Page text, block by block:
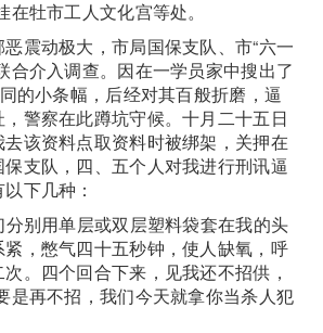
在牡市工人文化宫等处。
震动极大，市局国保支队、市“六一
合介入调查。因在一学员家中搜出了
的小条幅，后经对其百般折磨，逼
警察在此蹲坑守候。十月二十五日
该资料点取资料时被绑架，关押在
支队，四、五个人对我进行刑讯逼
下几种：
分别用单层或双层塑料袋套在我的头
，憋气四十五秒钟，使人缺氧，呼
。四个回合下来，见我还不招供，
是再不招，我们今天就拿你当杀人犯